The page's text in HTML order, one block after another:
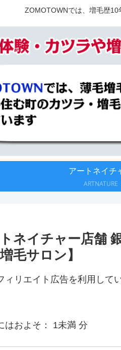
ZOMOTOWNでは、増毛歴
アートネイチ
ARTNATURE
ネイチャー店舗
毛サロン】
ィリエイト広告を利用して
はおよそ： 1未満 分